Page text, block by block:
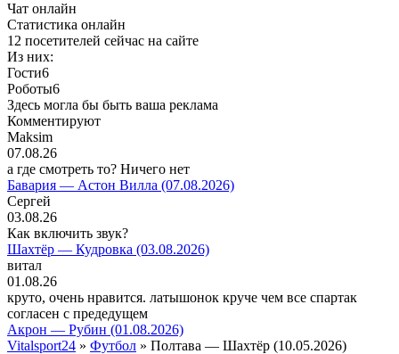
Чат онлайн
Cтатистика онлайн
12 посетителей сейчас на сайте
Из них:
Гости6
Роботы6
Здесь могла бы быть ваша реклама
Комментируют
Maksim
07.08.26
а где смотреть то? Ничего нет
Бавария — Астон Вилла (07.08.2026)
Сергей
03.08.26
Как включить звук?
Шахтёр — Кудровка (03.08.2026)
витал
01.08.26
круто, очень нравится. латышонок круче чем все спартак
согласен с предедущем
Акрон — Рубин (01.08.2026)
Vitalsport24 » Футбол » Полтава — Шахтёр (10.05.2026)